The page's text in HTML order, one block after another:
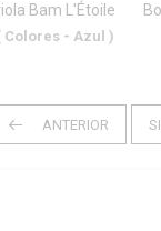
Bam L'Étoile
Colores - Azul )